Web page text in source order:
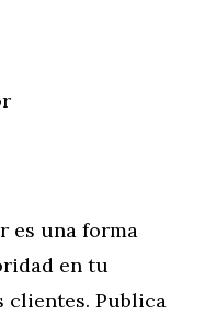
es una forma
en tu
clientes. Publica